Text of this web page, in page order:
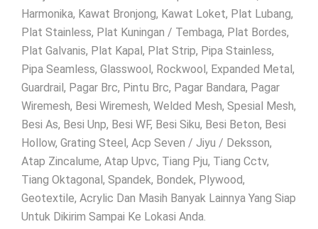
Harmonika, Kawat Bronjong, Kawat Loket, Plat Lubang,
Plat Stainless, Plat Kuningan / Tembaga, Plat Bordes,
Plat Galvanis, Plat Kapal, Plat Strip, Pipa Stainless,
Pipa Seamless, Glasswool, Rockwool, Expanded Metal,
Guardrail, Pagar Brc, Pintu Brc, Pagar Bandara, Pagar
Wiremesh, Besi Wiremesh, Welded Mesh, Spesial Mesh,
Besi As, Besi Unp, Besi WF, Besi Siku, Besi Beton, Besi
Hollow, Grating Steel, Acp Seven / Jiyu / Deksson,
Atap Zincalume, Atap Upvc, Tiang Pju, Tiang Cctv,
Tiang Oktagonal, Spandek, Bondek, Plywood,
Geotextile, Acrylic Dan Masih Banyak Lainnya Yang Siap
Untuk Dikirim Sampai Ke Lokasi Anda.